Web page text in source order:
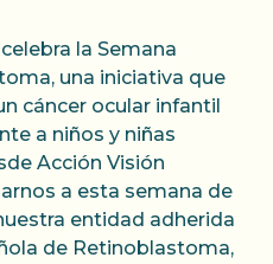
la Semana
una iniciativa que
cáncer ocular infantil
a niños y niñas
Acción Visión
a esta semana de
entidad adherida
de Retinoblastoma,